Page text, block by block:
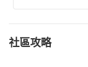
社區攻略